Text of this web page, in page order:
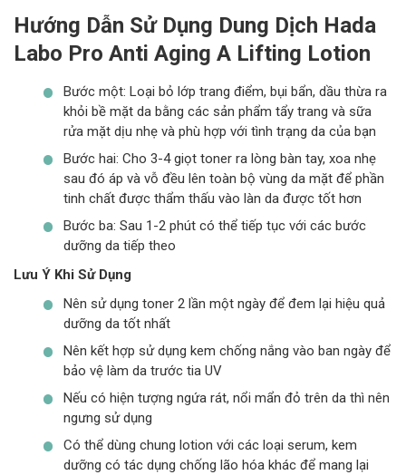
tàn nhang trên da
Chống lại quá trình lão hóa sớm trên da, chống lại sự
từ môi trường
Thúc đẩy quá trình tăng sinh collagen tự nhiên trên da,
tái tạo và nuôi dưỡng các tế bào da mới
Ưu Điểm Nổi Bật
Giúp ngăn ngừa và làm chậm quá trình lão hóa sớm
trên da
Tăng độ đàn hồi, săn chắc và độ căng bóng trên da
Thúc đẩy quá trình tăng sinh collagen và tái tạo các tế
bào da mới
Khả năng thẩm thấu tốt trên da, không gây tình trạng bí
bách hay nhờn rít
Hướng Dẫn Sử Dụng Dung Dịch Hada
Labo Pro Anti Aging Α Lifting Lotion
Bước một: Loại bỏ lớp trang điểm, bụi bẩn, dầu thừa ra
khỏi bề mặt da bằng các sản phẩm tẩy trang và sữa
rửa mặt dịu nhẹ và phù hợp với tình trạng da của bạn
Bước hai: Cho 3-4 giọt toner ra lòng bàn tay, xoa nhẹ
sau đó áp và vỗ đều lên toàn bộ vùng da mặt để phần
tinh chất được thẩm thấu vào làn da được tốt hơn
Bước ba: Sau 1-2 phút có thể tiếp tục với các bước
dưỡng da tiếp theo
Lưu Ý Khi Sử Dụng
Nên sử dụng toner 2 lần một ngày để đem lại hiệu quả
dưỡng da tốt nhất
Nên kết hợp sử dụng kem chống nắng vào ban ngày để
bảo vệ làm da trước tia UV
Nếu có hiện tượng ngứa rát, nổi mẩn đỏ trên da thì nên
ngưng sử dụng
Có thể dùng chung lotion với các loại serum, kem
dưỡng có tác dụng chống lão hóa khác để mang lại